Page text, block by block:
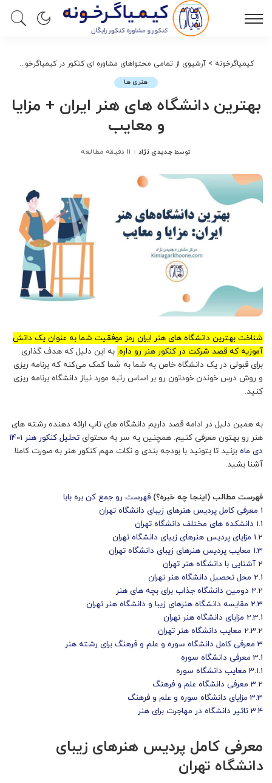
کیمیاگرخونه > آرشیوی از تمامی محتواهای مشاوره ای کنکور در کیمیاگرخونه
هنری ها
بهترین دانشگاه های هنر ایران + مزایا
و معایب
ارسال
توسط جدیدی نژاد 11 دقیقه مطالعه
شناخت بهترین دانشگاه های هنر ایران رمز موفقیت شما به عنوان یک دانش
آموزیه که قصد شرکت در کنکور هنر رو داره. به این دلیل که هدف گذاری
برای قبولی در یک دانشگاه خاص به شما به شما کمک می‌کنه که برنامه ریزی
و روش درس خوندن خودتون رو بر اساس رتبه مورد نیاز دانشگاه برنامه ریزی
کنید.
به همین دلیل در ادامه قصد داریم دانشگاه های تاپ ارائه دهنده رشته های
هنر رو بهتون معرفی کنیم. همچنین یه سر به محتوای
تحلیل کنکور هنر 1401
دی ماه بزنید تا بتونید با بودجه بندی و نکات مهم کنکور هنر به صورت کاملا
آشنا بشید.
فهرست مطالب (اینجا چه خبره؟) فهرست رو جمع کن بره بابا
1 معرفی کامل پردیس هنرهای زیبای دانشگاه تهران
1.1 دانشکده های مختلف دانشگاه تهران
1.2 مزایای پردیس هنرهای زیبای دانشگاه تهران
1.3 معایب پردیس هنرهای زیبای دانشگاه تهران
2 آشنایی با دانشگاه هنر تهران
2.1 محل تحصیل دانشگاه هنر تهران
2.2 دومین دانشگاه جذاب برای بچه های هنر
2.3 مقایسه دانشگاه هنرهای زیبا و دانشگاه هنر تهران
2.3.1 مزایای دانشگاه هنر تهران
2.3.2 معایب دانشگاه هنر تهران
3 معرفی کامل دانشگاه سوره و علم و فرهنگ برای رشته هنر
3.1 معرفی دانشگاه سوره
3.1.1 معایب دانشگاه سوره
3.2 معرفی دانشگاه علم و فرهنگ
3.3 مزایای دانشگاه سوره و علم و فرهنگ
3.4 تاثیر دانشگاه در مهاجرت برای هنر
معرفی کامل پردیس هنرهای زیبای
دانشگاه تهران